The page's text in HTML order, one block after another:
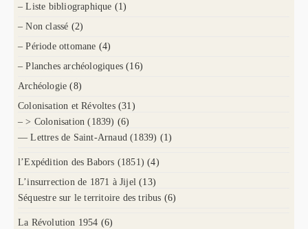
– Liste bibliographique (1)
– Non classé (2)
– Période ottomane (4)
– Planches archéologiques (16)
Archéologie (8)
Colonisation et Révoltes (31)
– > Colonisation (1839) (6)
— Lettres de Saint-Arnaud (1839) (1)
l’Expédition des Babors (1851) (4)
L’insurrection de 1871 à Jijel (13)
Séquestre sur le territoire des tribus (6)
La Révolution 1954 (6)